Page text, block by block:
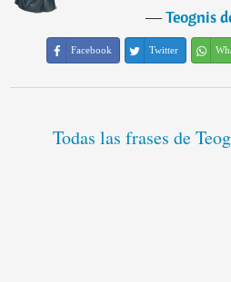
―Teognis
Facebook Twitter
Todas las frases de